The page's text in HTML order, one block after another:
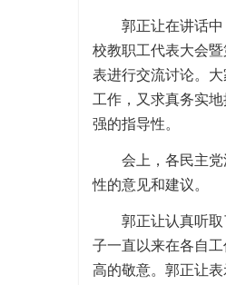
郭正让在讲话
校教职工代表大会
表进行交流讨论。
工作，又求真务实
强的指导性。
会上，各民主
性的意见和建议。
郭正让认真听
子一直以来在各自
高的敬意。郭正让